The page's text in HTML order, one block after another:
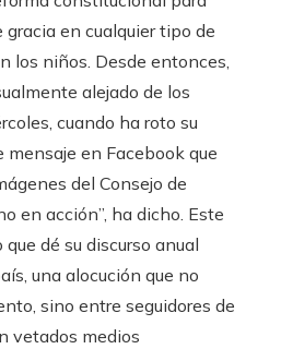
en cualquier tipo de
los niños. Desde entonces,
alejado de los
cuando ha roto su
en Facebook que
del Consejo de
en acción”, ha dicho. Este
dé su discurso anual
una alocución que no
sino entre seguidores de
vetados medios